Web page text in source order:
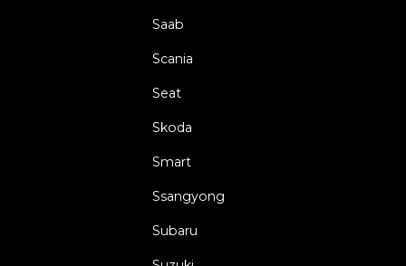
Saab
Scania
Seat
Skoda
Smart
Ssangyong
Subaru